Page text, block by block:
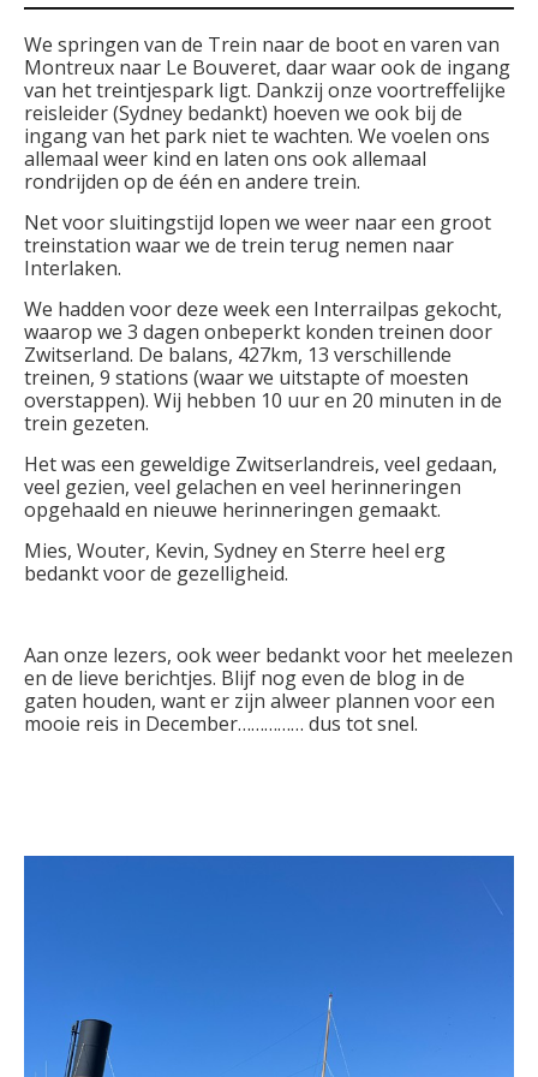
We springen van de Trein naar de boot en varen van
Montreux naar Le Bouveret, daar waar ook de ingang
van het treintjespark ligt. Dankzij onze voortreffelijke
reisleider (Sydney bedankt) hoeven we ook bij de
ingang van het park niet te wachten. We voelen ons
allemaal weer kind en laten ons ook allemaal
rondrijden op de één en andere trein.
Net voor sluitingstijd lopen we weer naar een groot
treinstation waar we de trein terug nemen naar
Interlaken.
We hadden voor deze week een Interrailpas gekocht,
waarop we 3 dagen onbeperkt konden treinen door
Zwitserland. De balans, 427km, 13 verschillende
treinen, 9 stations (waar we uitstapte of moesten
overstappen). Wij hebben 10 uur en 20 minuten in de
trein gezeten.
Het was een geweldige Zwitserlandreis, veel gedaan,
veel gezien, veel gelachen en veel herinneringen
opgehaald en nieuwe herinneringen gemaakt.
Mies, Wouter, Kevin, Sydney en Sterre heel erg
bedankt voor de gezelligheid.
Aan onze lezers, ook weer bedankt voor het meelezen
en de lieve berichtjes. Blijf nog even de blog in de
gaten houden, want er zijn alweer plannen voor een
mooie reis in December…………… dus tot snel.